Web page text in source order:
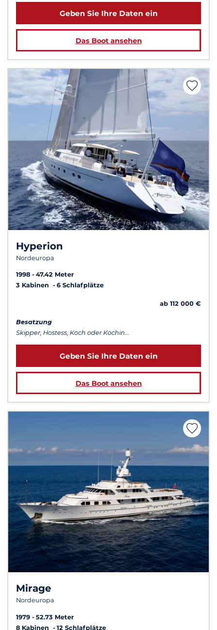
Geben Sie Ihre Daten ein
Das Boot ansehen
Hyperion
Nordeuropa
1998
47.42 Meter
3 Kabinen
6 Schlafplätze
ab 112 000 €
Besatzung
Skipper, Hostess, Koch oder Köchin...
Geben Sie Ihre Daten ein
Das Boot ansehen
Mirage
Nordeuropa
1979
52.73 Meter
8 Kabinen
12 Schlafplätze